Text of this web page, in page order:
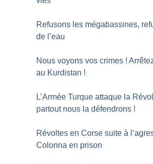
Refusons les mégabassines,
de l’eau
Nous voyons vos crimes !
au Kurdistan !
L’Armée Turque attaque la
partout nous la défendrons !
Révoltes en Corse suite à
Colonna en prison